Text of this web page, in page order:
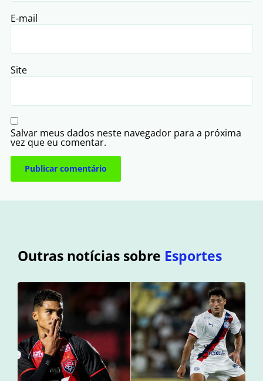
E-mail
Site
Salvar meus dados neste navegador para a próxima
vez que eu comentar.
Outras notícias sobre Esportes